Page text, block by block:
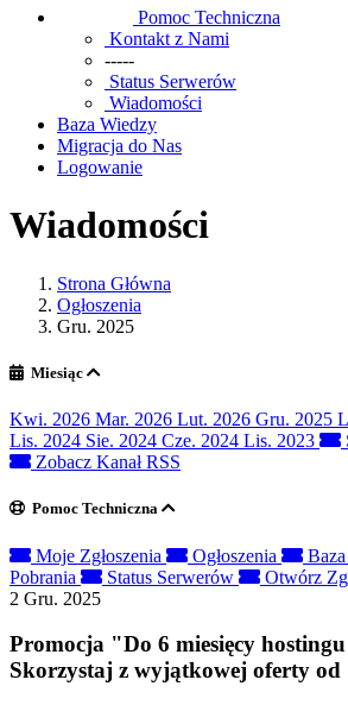
Pomoc Techniczna
Kontakt z Nami
-----
Status Serwerów
Wiadomości
Baza Wiedzy
Migracja do Nas
Logowanie
Wiadomości
Strona Główna
Ogłoszenia
Gru. 2025
Miesiąc
Kwi. 2026 Mar. 2026 Lut. 2026 Gru. 2025
Lis. 2024 Sie. 2024 Cze. 2024 Lis. 2023
Zobacz Kanał RSS
Pomoc Techniczna
Moje Zgłoszenia Ogłoszenia
Pobrania
Status Serwerów
Otwórz
2 Gru. 2025
Promocja "Do 6 miesięcy
Skorzystaj z wyjątkowej oferty od